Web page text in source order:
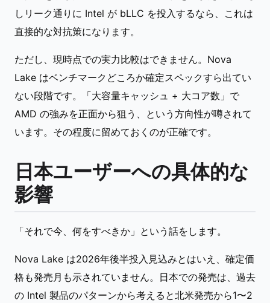
しリーク通りに Intel が bLLC を投入するなら、これは
直接的な対抗策になります。
ただし、現時点での実力比較はできません。Nova
Lake はベンチマークどころか確定スペックすら出てい
ない段階です。「大容量キャッシュ + 大コア数」で
AMD の強みを正面から狙う、という方向性が噂されて
います。その程度に留めておくのが正確です。
日本ユーザーへの具体的な
影響
「それで今、何をすべきか」という話をします。
Nova Lake は2026年後半投入見込みとはいえ、確定価
格も発売月も示されていません。日本での発売は、過去
の Intel 製品のパターンから考えると北米発売から1〜2